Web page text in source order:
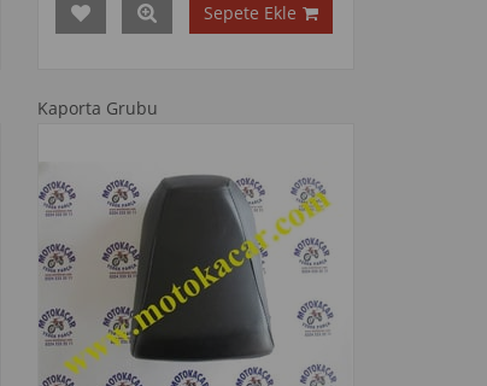
Sepete Ekle
Kaporta Grubu